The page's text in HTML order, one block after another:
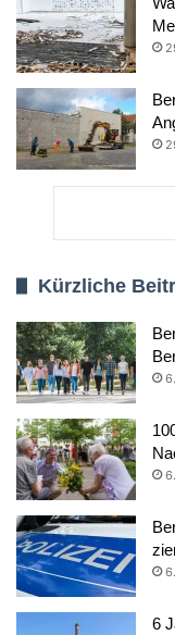
Kürzliche
6